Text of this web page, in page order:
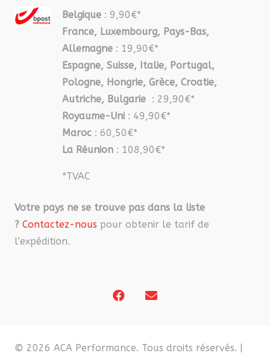
Belgique : 9,90€*
France, Luxembourg, Pays-Bas,
Allemagne : 19,90€*
Espagne, Suisse, Italie, Portugal,
Pologne, Hongrie, Grèce, Croatie,
Autriche, Bulgarie : 29,90€*
Royaume-Uni : 49,90€*
Maroc : 60,50€*
La Réunion : 108,90€*
*TVAC
Votre pays ne se trouve pas dans la liste
? Contactez-nous pour obtenir le tarif de
l’expédition.
© 2026 ACA Performance. Tous droits réservés. |